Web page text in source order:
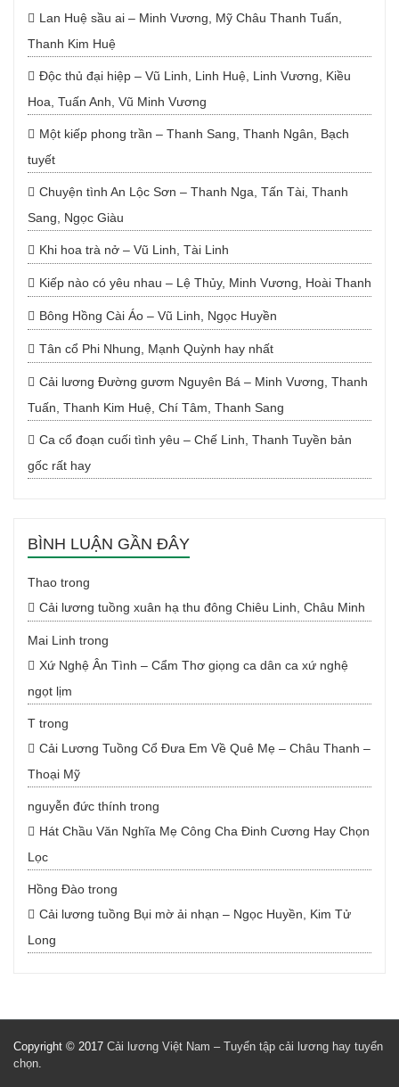
Lan Huệ sầu ai – Minh Vương, Mỹ Châu Thanh Tuấn,
Thanh Kim Huệ
Độc thủ đại hiệp – Vũ Linh, Linh Huệ, Linh Vương, Kiều
Hoa, Tuấn Anh, Vũ Minh Vương
Một kiếp phong trần – Thanh Sang, Thanh Ngân, Bạch
tuyết
Chuyện tình An Lộc Sơn – Thanh Nga, Tấn Tài, Thanh
Sang, Ngọc Giàu
Khi hoa trà nở – Vũ Linh, Tài Linh
Kiếp nào có yêu nhau – Lệ Thủy, Minh Vương, Hoài Thanh
Bông Hồng Cài Áo – Vũ Linh, Ngọc Huyền
Tân cổ Phi Nhung, Mạnh Quỳnh hay nhất
Cải lương Đường gươm Nguyên Bá – Minh Vương, Thanh
Tuấn, Thanh Kim Huệ, Chí Tâm, Thanh Sang
Ca cổ đoạn cuối tình yêu – Chế Linh, Thanh Tuyền bản
gốc rất hay
BÌNH LUẬN GẦN ĐÂY
Thao trong
Cải lương tuồng xuân hạ thu đông Chiêu Linh, Châu Minh
Mai Linh trong
Xứ Nghệ Ân Tình – Cẩm Thơ giọng ca dân ca xứ nghệ
ngọt lịm
T trong
Cải Lương Tuồng Cổ Đưa Em Về Quê Mẹ – Châu Thanh –
Thoại Mỹ
nguyễn đức thính trong
Hát Chầu Văn Nghĩa Mẹ Công Cha Đinh Cương Hay Chọn
Lọc
Hồng Đào trong
Cải lương tuồng Bụi mờ ải nhạn – Ngọc Huyền, Kim Tử
Long
Copyright © 2017 Cải lương Việt Nam – Tuyển tập cải lương hay tuyển
chọn.